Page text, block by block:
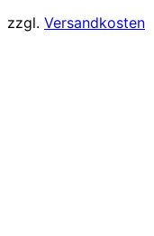
zzgl. Versandkosten